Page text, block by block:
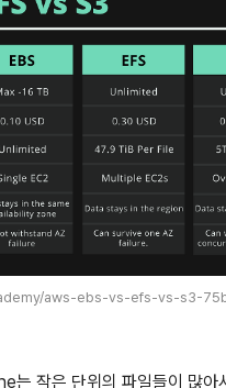
aws-ebs-vs-efs-vs-s3-
작은 단위의 파일들이 많아